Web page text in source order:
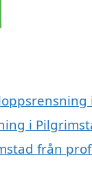
i
från